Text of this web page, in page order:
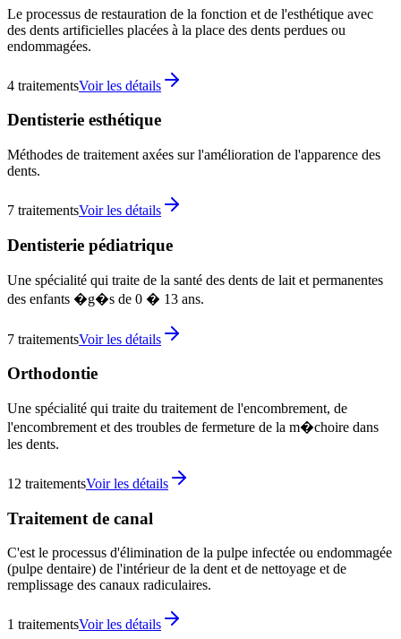
Le processus de restauration de la fonction et de l'esthétique avec
des dents artificielles placées à la place des dents perdues ou
endommagées.
4 traitementsVoir les détails
Dentisterie esthétique
Méthodes de traitement axées sur l'amélioration de l'apparence des
dents.
7 traitementsVoir les détails
Dentisterie pédiatrique
Une spécialité qui traite de la santé des dents de lait et permanentes
des enfants �g�s de 0 � 13 ans.
7 traitementsVoir les détails
Orthodontie
Une spécialité qui traite du traitement de l'encombrement, de
l'encombrement et des troubles de fermeture de la m�choire dans
les dents.
12 traitementsVoir les détails
Traitement de canal
C'est le processus d'élimination de la pulpe infectée ou endommagée
(pulpe dentaire) de l'intérieur de la dent et de nettoyage et de
remplissage des canaux radiculaires.
1 traitementsVoir les détails